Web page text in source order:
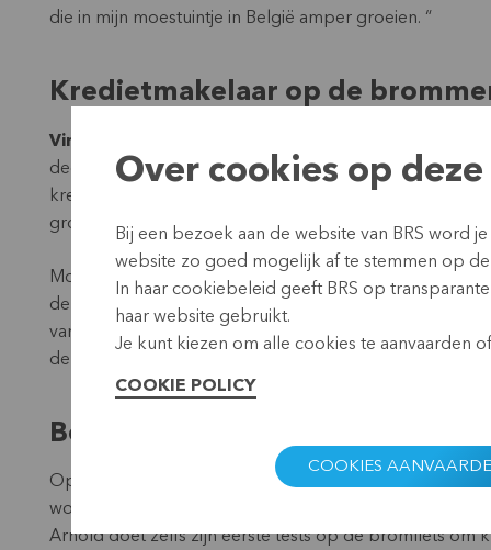
die in mijn moestuintje in België amper groeien. “
Kredietmakelaar op de
Vincent:
deelnemers vertegenwoordigen de verschillende
kredietmakelaar tot een bankdirecteur. Een
groeperingen van rijst- en uienproducenten, is
Moe, maar tevreden met het wederzijdse vertrouwen
de workshop af met een presentatie van de conclusies
van Kaya maakt namelijk deel uit van de RCPB, een
de Caisse van Kaya wil verspreiden binnen het
Boeren en bankiers dichter bij
Op vrijdag worden ze met open armen ontvangen in
workshop hebben deelgenomen uitvoerig uitleggen
Arnold doet zelfs zijn eerste tests op de bromfiets om
Over cookies op
Bij een bezoek aan de website van BRS word
website zo goed mogelijk af te stemmen op
In haar cookiebeleid geeft BRS op
haar website gebruikt.
Je kunt kiezen om alle cookies te aanvaarden
COOKIE POLICY
COOKIES